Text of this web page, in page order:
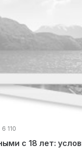
6 110
с 18 лет: